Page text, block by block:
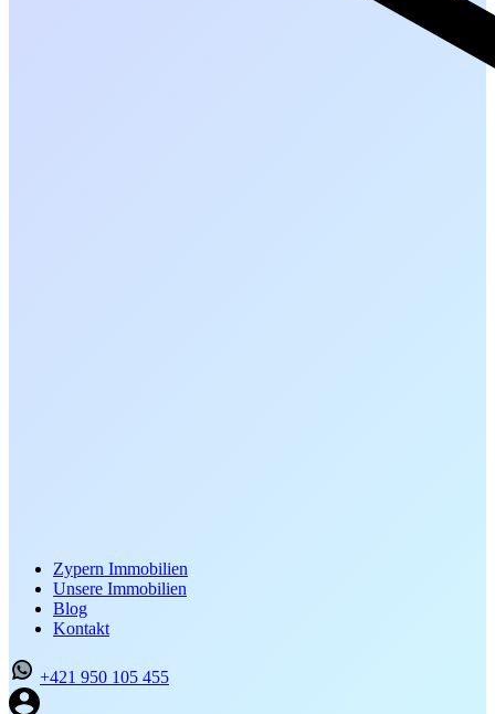
Zypern Immobilien
Unsere Immobilien
Blog
Kontakt
+421 950 105 455